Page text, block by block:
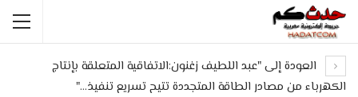
العودة إلى "عبد اللطيف زغنون:الاتفاقية المتعلقة بإنتاج
الكهرباء من مصادر الطاقة المتجددة تتيح تسريع تنفيذ…"